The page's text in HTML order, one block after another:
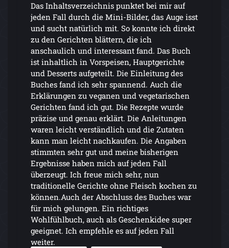
Das Inhaltsverzeichnis punktet bei mir auf
jeden Fall durch die Mini-Bilder, das Auge isst
und sucht natürlich mit. So konnte ich direkt
zu den Gerichten blättern, die ich
anschaulich und interessant fand. Das Buch
ist inhaltlich in Vorspeisen, Hauptgerichte
und Desserts aufgeteilt. Die Einleitung des
Buches fand ich sehr spannend. Auch die
Erklärungen zu veganen und vegetarischen
Gerichten fand ich gut. Die Rezepte wurde
präzise und genau erklärt. Die Anleitungen
waren leicht verständlich und die Zutaten
kann man leicht nachkaufen. Die Angaben
stimmten sehr gut und meine bisherigen
Ergebnisse haben mich auf jeden Fall
überzeugt. Ich freue mich sehr, nun
traditionelle Gerichte ohne Fleisch kochen zu
können.Auch der Abschluss des Buches war
für mich gelungen. Ein richtiges
Wohlfühlbuch, auch als Geschenkidee super
geeignet. Ich empfehle es auf jeden Fall
weiter.